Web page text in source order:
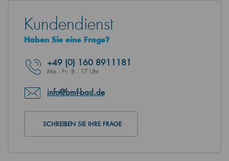
Kundendienst
Haben Sie eine Frage?
+49 (0) 160 8911181
Mo - Fr: 8 - 17 Uhr
info@bmf-bad.de
SCHREIBEN SIE IHRE FRAGE